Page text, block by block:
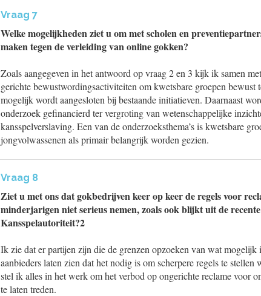
Vraag 7
Welke mogelijkheden ziet u om met scholen en
maken tegen de verleiding van online gokken?
Zoals aangegeven in het antwoord op vraag 2 en 3 kijk ik samen
gerichte bewustwordingsactiviteiten om kwetsbare groepen bewust
mogelijk wordt aangesloten bij bestaande initiatieven. Daarnaast
onderzoek gefinancierd ter vergroting van wetenschappelijke
kansspelverslaving. Een van de onderzoeksthema’s is kwetsbare
jongvolwassenen als primair belangrijk worden gezien.
Vraag 8
Ziet u met ons dat gokbedrijven keer op keer de regels voor
minderjarigen niet serieus nemen, zoals ook blijkt uit de
Kansspelautoriteit?2
Ik zie dat er partijen zijn die de grenzen opzoeken van wat mogelijk
aanbieders laten zien dat het nodig is om scherpere regels te
stel ik alles in het werk om het verbod op ongerichte reclame voor
te laten treden.